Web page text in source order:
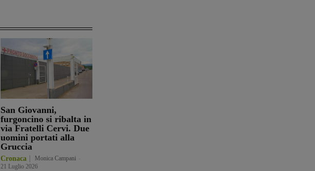
San Giovanni,
furgoncino si ribalta in
via Fratelli Cervi. Due
uomini portati alla
Gruccia
Cronaca Monica Campani
21 Luglio 2026